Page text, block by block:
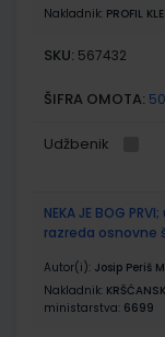
Nakladnik: PROFIL
SKU: 567432
ŠIFRA OMOTA:
Udžbenik
NEKA JE BOG
razreda osnovne
Autor(i): Josip Periš
Nakladnik:
ministarstva: 6699